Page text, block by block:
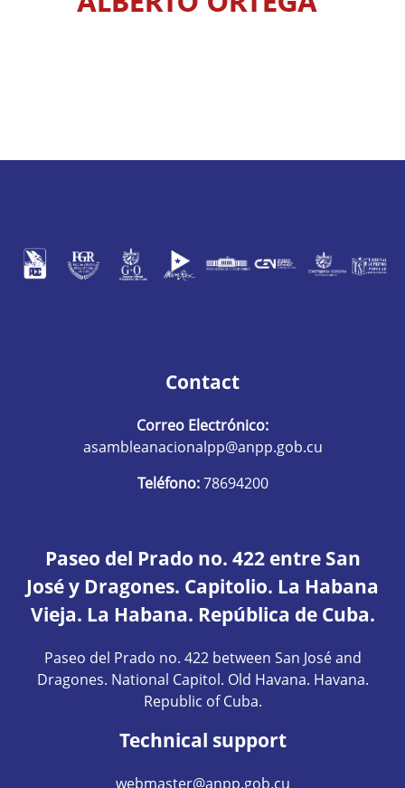
Contact
Correo Electrónico:
asambleanacionalpp@anpp.gob.cu
Teléfono:78694200
Paseo del Prado no. 422 entre San
José y Dragones. Capitolio. La Habana
Vieja. La Habana. República de Cuba.
Paseo del Prado no. 422 between San José and
Dragones. National Capitol. Old Havana. Havana.
Republic of Cuba.
Technical support
webmaster@anpp.gob.cu